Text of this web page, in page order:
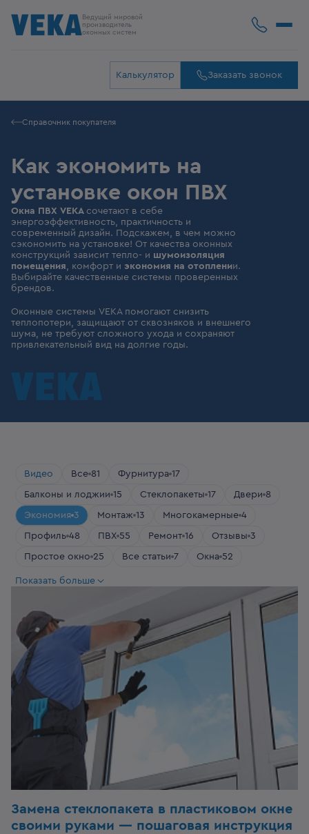
Ведущий мировой
производитель
оконных систем
Калькулятор Заказать звонок
Справочник покупателя
Как экономить на
установке окон ПВХ
Окна ПВХ VEKA сочетают в себе
энергоэффективность, практичность и
современный дизайн. Подскажем, в чем можно
сэкономить на установке! От качества оконных
конструкций зависит тепло- и шумоизоляция
помещения, комфорт и экономия на отоплении.
Выбирайте качественные системы проверенных
брендов.
Оконные системы VEKA помогают снизить
теплопотери, защищают от сквозняков и внешнего
шума, не требуют сложного ухода и сохраняют
привлекательный вид на долгие годы.
Видео Все 81 Фурнитура 17
Балконы и лоджии 15 Стеклопакеты 17 Двери 8
Экономия 3 Монтаж 13 Многокамерные 4
Профиль 48 ПВХ 55 Ремонт 16 Отзывы 3
Простое окно 25 Все статьи 7 Окна 52
Загородное жилье
Показать больше
Замена стеклопакета в пластиковом окне
своими руками — пошаговая инструкция